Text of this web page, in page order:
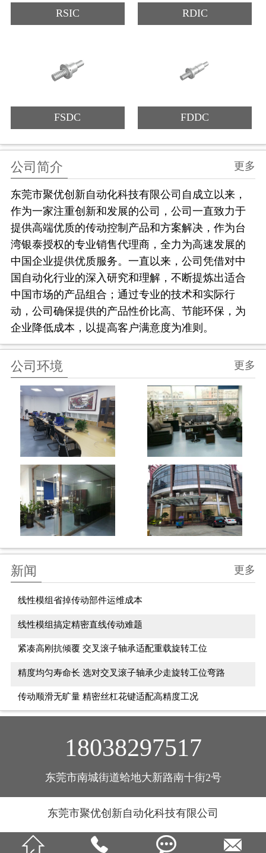
RSIC RDIC
FSDC FDDC
公司简介 更多
东莞市聚优创新自动化科技有限公司自成立以来，
作为一家注重创新和发展的公司，公司一直致力于
提供高端优质的传动控制产品和方案解决，作为台
湾银泰授权的专业销售代理商，全力为高速发展的
中国企业提供优质服务。一直以来，公司凭借对中
国自动化行业的深入研究和理解，不断提炼出适合
中国市场的产品组合；通过专业的技术和实际行
动，公司确保提供的产品性价比高、节能环保，为
企业降低成本，以提高客户满意度为准则。
公司环境 更多
新闻 更多
线性模组省掉传动部件运维成本
线性模组搞定精密直线传动难题
紧凑高刚抗倾覆 交叉滚子轴承适配重载旋转工位
精度均匀寿命长 选对交叉滚子轴承少走旋转工位弯路
传动顺滑无旷量 精密丝杠花键适配高精度工况
18038297517
东莞市南城街道蛤地大新路南十街2号
东莞市聚优创新自动化科技有限公司
   